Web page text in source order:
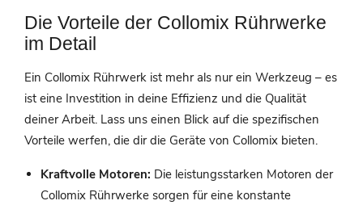
Die Vorteile der Collomix Rührwerke
im Detail
Ein Collomix Rührwerk ist mehr als nur ein Werkzeug – es
ist eine Investition in deine Effizienz und die Qualität
deiner Arbeit. Lass uns einen Blick auf die spezifischen
Vorteile werfen, die dir die Geräte von Collomix bieten.
Kraftvolle Motoren: Die leistungsstarken Motoren der
Collomix Rührwerke sorgen für eine konstante